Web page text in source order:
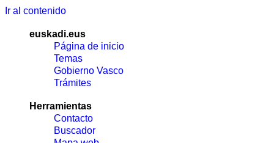
Ir al contenido
euskadi.eus
Página de inicio
Temas
Gobierno Vasco
Trámites
Herramientas
Contacto
Buscador